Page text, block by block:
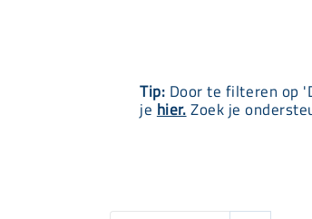
Tip: Door te filteren op
jehier.Zoek je